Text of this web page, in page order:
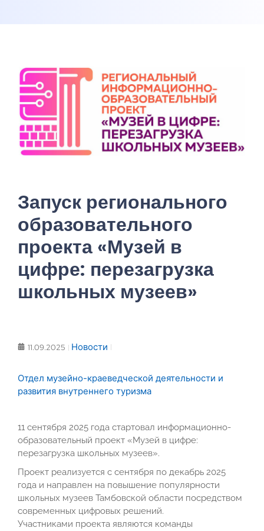
Запуск регионального
образовательного
проекта «Музей в
цифре: перезагрузка
школьных музеев»
11.09.2025 Новости
Отдел музейно-краеведческой деятельности и
развития внутреннего туризма
11 сентября 2025 года стартовал информационно-
образовательный проект «Музей в цифре:
перезагрузка школьных музеев».
Проект реализуется с сентября по декабрь 2025
года и направлен на повышение популярности
школьных музеев Тамбовской области посредством
современных цифровых решений.
Участниками проекта являются команды